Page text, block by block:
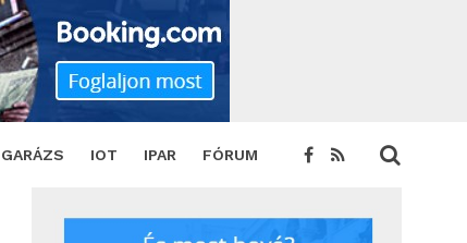
GARÁZS IOT IPAR FÓRUM